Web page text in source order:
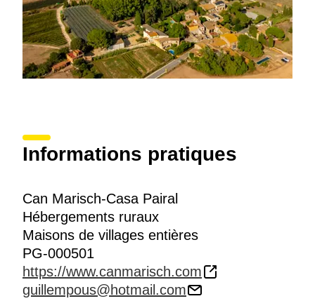
Informations pratiques
Can Marisch-Casa Pairal
Hébergements ruraux
Maisons de villages entières
PG-000501
https://www.canmarisch.com
guillempous@hotmail.com